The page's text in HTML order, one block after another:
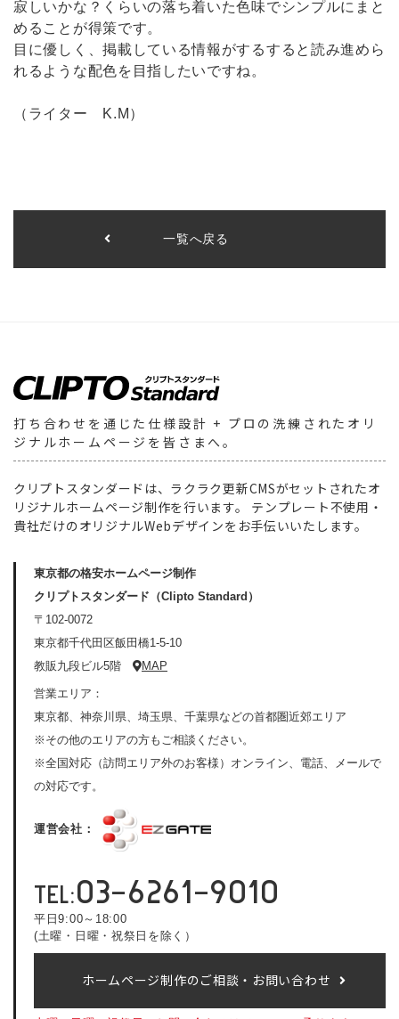
寂しいかな？くらいの落ち着いた色味でシンプルにまと
めることが得策です。
目に優しく、掲載している情報がするすると読み進めら
れるような配色を目指したいですね。
（ライター K.M）
一覧へ戻る
打ち合わせを通じた仕様設計 + プロの洗練されたオリ
ジナルホームページを皆さまへ。
クリプトスタンダードは、ラクラク更新CMSがセットされたオ
リジナルホームページ制作を行います。
テンプレート不使用・
貴社だけのオリジナルWebデザインをお手伝いいたします。
東京都の格安ホームページ制作
クリプトスタンダード（Clipto Standard）
〒102-0072
東京都千代田区飯田橋1-5-10
教販九段ビル5階
MAP
営業エリア：
東京都、神奈川県、埼玉県、千葉県などの首都圏近郊エリア
※その他のエリアの方もご相談ください。
※全国対応（訪問エリア外のお客様）オンライン、電話、メールで
の対応です。
運営会社：
TEL:03-6261-9010
平日9:00～18:00
(土曜・日曜・祝祭日を除く）
ホームページ制作のご相談・お問い合わせ